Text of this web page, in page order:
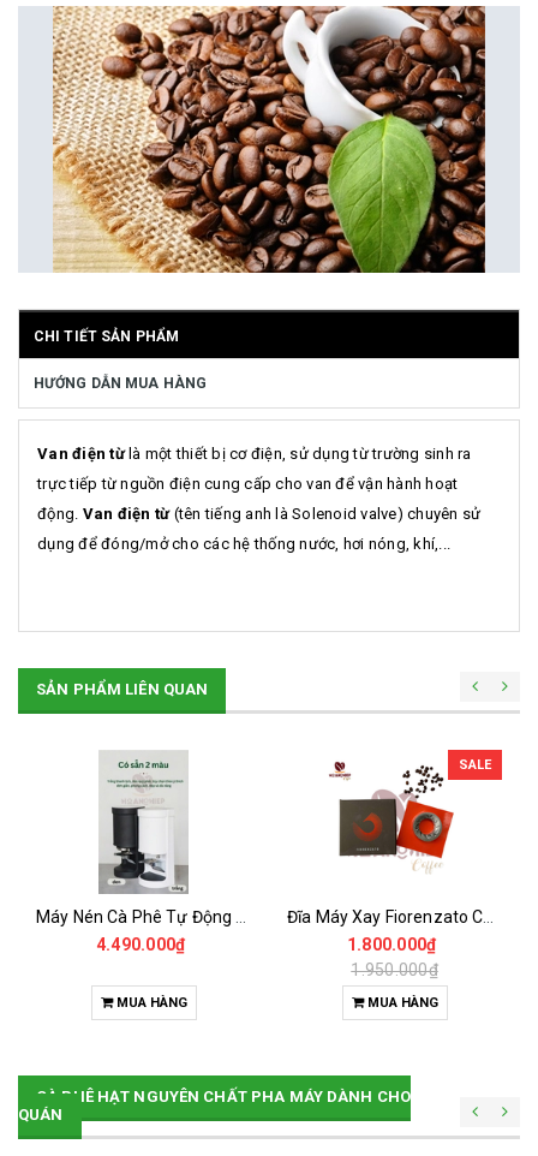
CHI TIẾT SẢN PHẨM
HƯỚNG DẪN MUA HÀNG
Van điện từlà một thiết bị cơ điện, sử dụng từ trường sinh ra
trực tiếp từ nguồn điện cung cấp cho van để vận hành hoạt
động. Van điện từ(tên tiếng anh là Solenoid valve) chuyên sử
dụng để đóng/mở cho các hệ thống nước, hơi nóng, khí,...
SẢN PHẨM LIÊN QUAN
4.490.000₫
MUA HÀNG
SALE
1.800.000₫
1.950.000₫
MUA HÀNG
CÀ PHÊ HẠT NGUYÊN CHẤT PHA MÁY DÀNH CHO
QUÁN